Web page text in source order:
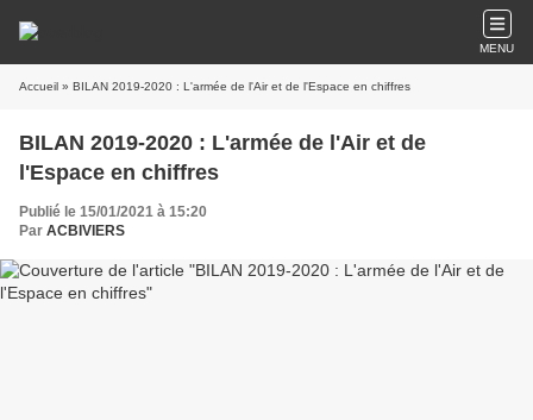
MENU
Accueil » BILAN 2019-2020 : L'armée de l'Air et de l'Espace en chiffres
BILAN 2019-2020 : L'armée de l'Air et de
l'Espace en chiffres
Publié le 15/01/2021 à 15:20
Par ACBIVIERS